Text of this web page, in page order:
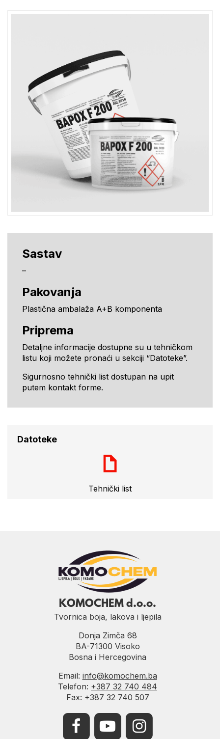
Sastav
–
Pakovanja
Plastična ambalaža A+B komponenta
Priprema
Detaljne informacije dostupne su u tehničkom
listu koji možete pronaći u sekciji “Datoteke”.
Sigurnosno tehnički list dostupan na upit
putem kontakt forme.
Datoteke
Tehnički list
KOMOCHEM d.o.o.
Tvornica boja, lakova i ljepila
Donja Zimča 68
BA-71300 Visoko
Bosna i Hercegovina
Email: info@komochem.ba
Telefon: +387 32 740 484
Fax: +387 32 740 507